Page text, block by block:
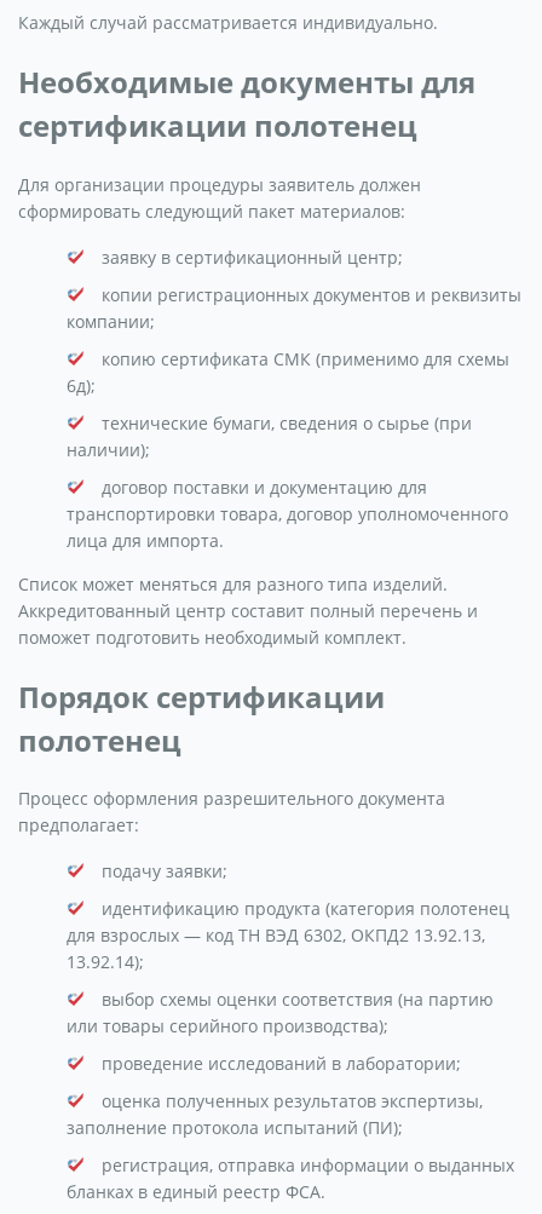
Каждый случай рассматривается индивидуально.
Необходимые документы для
сертификации полотенец
Для организации процедуры заявитель должен
сформировать следующий пакет материалов:
заявку в сертификационный центр;
копии регистрационных документов и реквизиты
компании;
копию сертификата СМК (применимо для схемы
6д);
технические бумаги, сведения о сырье (при
наличии);
договор поставки и документацию для
транспортировки товара, договор уполномоченного
лица для импорта.
Список может меняться для разного типа изделий.
Аккредитованный центр составит полный перечень и
поможет подготовить необходимый комплект.
Порядок сертификации
полотенец
Процесс оформления разрешительного документа
предполагает:
подачу заявки;
идентификацию продукта (категория полотенец
для взрослых — код ТН ВЭД 6302, ОКПД2 13.92.13,
13.92.14);
выбор схемы оценки соответствия (на партию
или товары серийного производства);
проведение исследований в лаборатории;
оценка полученных результатов экспертизы,
заполнение протокола испытаний (ПИ);
регистрация, отправка информации о выданных
бланках в единый реестр ФСА.